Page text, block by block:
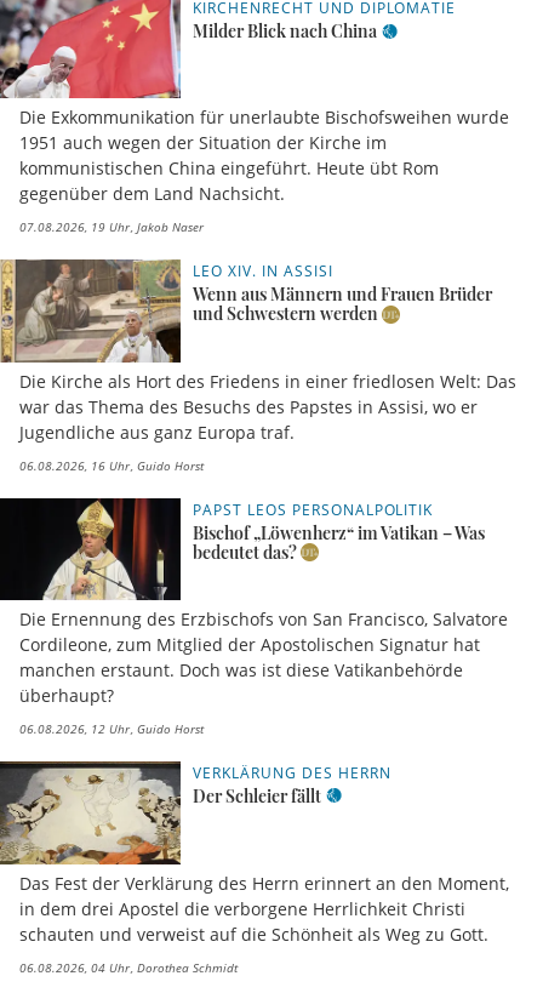
KIRCHENRECHT UND DIPLOMATIE
Milder Blick nach China
Die Exkommunikation für unerlaubte Bischofsweihen wurde
1951 auch wegen der Situation der Kirche im
kommunistischen China eingeführt. Heute übt Rom
gegenüber dem Land Nachsicht.
07.08.2026, 19 Uhr Jakob Naser
LEO XIV. IN ASSISI
Wenn aus Männern und Frauen Brüder
und Schwestern werden
Die Kirche als Hort des Friedens in einer friedlosen Welt: Das
war das Thema des Besuchs des Papstes in Assisi, wo er
Jugendliche aus ganz Europa traf.
06.08.2026, 16 Uhr Guido Horst
PAPST LEOS PERSONALPOLITIK
Bischof „Löwenherz“ im Vatikan – Was
bedeutet das?
Die Ernennung des Erzbischofs von San Francisco, Salvatore
Cordileone, zum Mitglied der Apostolischen Signatur hat
manchen erstaunt. Doch was ist diese Vatikanbehörde
überhaupt?
06.08.2026, 12 Uhr Guido Horst
VERKLÄRUNG DES HERRN
Der Schleier fällt
Das Fest der Verklärung des Herrn erinnert an den Moment,
in dem drei Apostel die verborgene Herrlichkeit Christi
schauten und verweist auf die Schönheit als Weg zu Gott.
06.08.2026, 04 Uhr Dorothea Schmidt